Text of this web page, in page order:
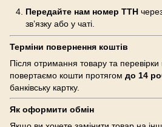
Передайте нам номер ТТН
зв’язку або у чаті.
Терміни повернення коштів
Після отримання товару та
повертаємо кошти протягом до 14
банківську картку.
Як оформити обмін